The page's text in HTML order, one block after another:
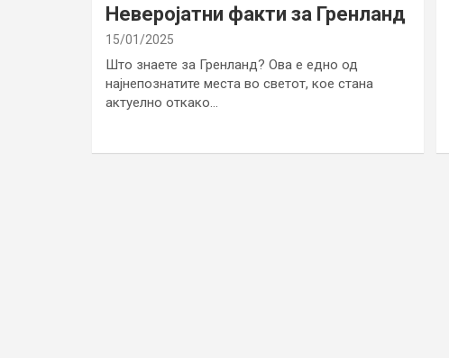
Неверојатни факти за Гренланд
15/01/2025
Што знаете за Гренланд? Ова е едно од
најнепознатите места во светот, кое стана
актуелно откако…